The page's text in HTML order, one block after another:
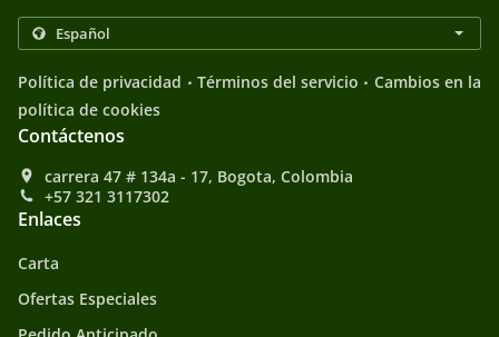
Política de privacidad . Términos del servicio . Cambios en la
política de cookies
Contáctenos
carrera 47 # 134a - 17, Bogota, Colombia
+57 321 3117302
Enlaces
Carta
Ofertas Especiales